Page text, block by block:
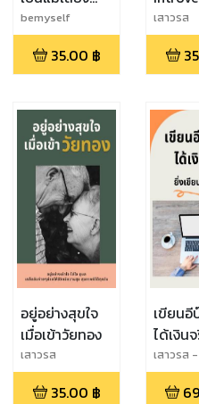
เดี่ยว
bemyself
35.00 ฿
ยกมือขึ้น
เสาวรส
อยู่อย่างสุขใจ
เมื่อเข้าวัยทอง
เสาวรส
35.00 ฿
เขียนอี
ได้เงิน
เขียน
เสาวรส
พิมพ์รวย